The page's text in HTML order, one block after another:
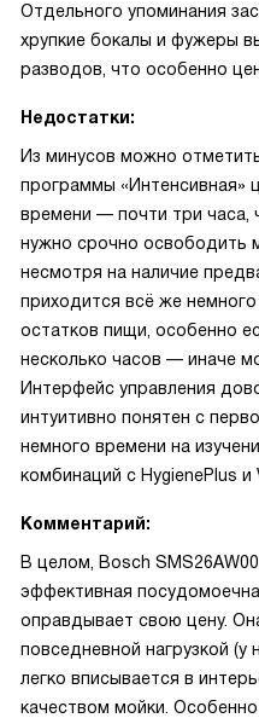
Отдельного упоминания
хрупкие бокалы и фужеры
разводов, что особенно
Недостатки:
Из минусов можно
программы «Интенсивная»
времени — почти три часа,
нужно срочно освободить
несмотря на наличие
приходится всё же
остатков пищи, особенно
несколько часов — иначе
Интерфейс управления
интуитивно понятен с
немного времени на
комбинаций с HygienePlus и
Комментарий:
В целом, Bosch
эффективная
оправдывает свою цену.
повседневной нагрузкой (у
легко вписывается в
качеством мойки.